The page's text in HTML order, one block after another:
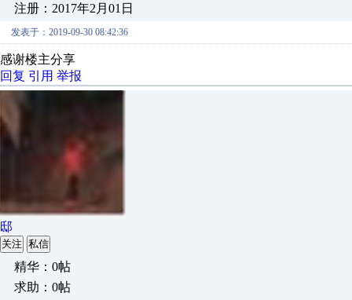
注册：2017年2月01日
发表于：2019-09-30 08:42:36
感谢楼主分享
回复 引用 举报
邸
关注 私信
精华：0帖
求助：0帖